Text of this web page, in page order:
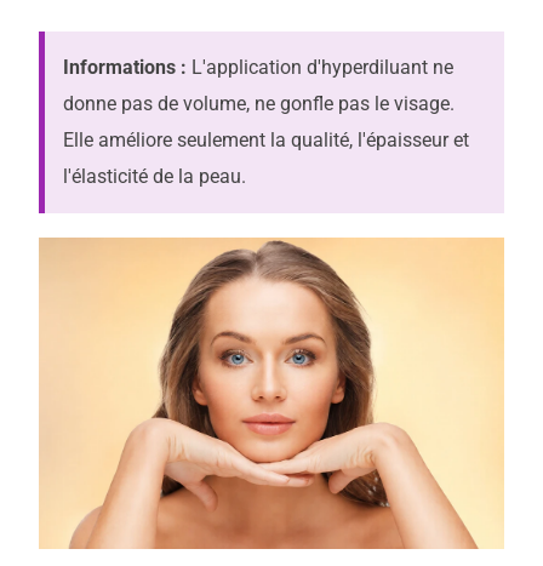
Informations : L'application d'hyperdiluant ne
donne pas de volume, ne gonfle pas le visage.
Elle améliore seulement la qualité, l'épaisseur et
l'élasticité de la peau.